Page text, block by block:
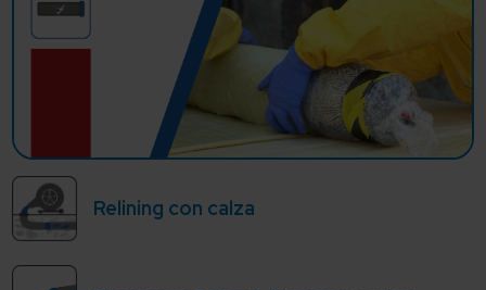
Relining con calza